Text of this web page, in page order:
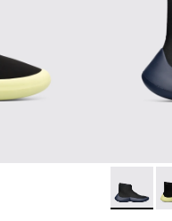
alta negra para
ABS -